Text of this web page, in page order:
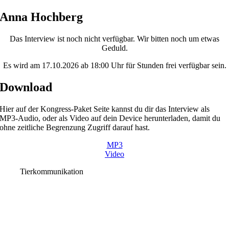
Skip
to
Anna Hochberg
Das Interview ist noch nicht verfügbar. Wir bitten noch um etwas
Geduld.
Es wird am 17.10.2026 ab 18:00 Uhr für Stunden frei verfügbar sein.
Download
Hier auf der Kongress-Paket Seite kannst du dir das Interview als
MP3-Audio, oder als Video auf dein Device herunterladen, damit du
ohne zeitliche Begrenzung Zugriff darauf hast.
MP3
Video
Tierkommunikation